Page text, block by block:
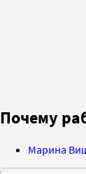
Почему
Марина